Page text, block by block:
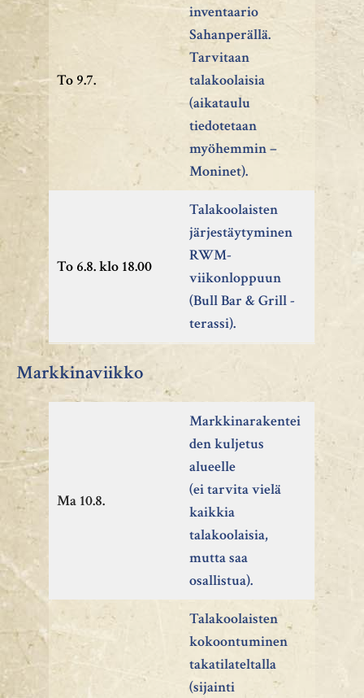
To 9.7.
inventaario
Sahanperällä.
Tarvitaan
talakoolaisia
(aikataulu
tiedotetaan
myöhemmin –
Moninet).
To 6.8. klo 18.00
Talakoolaisten
järjestäytyminen
RWM-
viikonloppuun
(Bull Bar & Grill -
terassi).
Markkinaviikko
Ma 10.8.
Markkinarakentei
den kuljetus
alueelle
(ei tarvita vielä
kaikkia
talakoolaisia,
mutta saa
osallistua).
Talakoolaisten
kokoontuminen
takatilateltalla
(sijainti